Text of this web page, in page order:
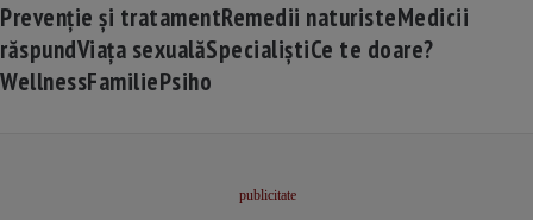
Prevenție și tratamentRemedii naturisteMedicii
răspundViața sexualăSpecialiștiCe te doare?
WellnessFamiliePsiho